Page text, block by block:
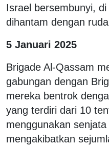
Israel bersembunyi,
dihantam dengan
5 Januari 2025
Brigade Al-Qassam
gabungan dengan
mereka bentrok
yang terdiri dari 10
menggunakan
mengakibatkan